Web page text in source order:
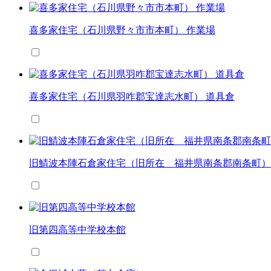
喜多家住宅（石川県野々市市本町） 作業場
喜多家住宅（石川県羽咋郡宝達志水町） 道具倉
旧鯖波本陣石倉家住宅（旧所在 福井県南条郡南条町
旧第四高等中学校本館